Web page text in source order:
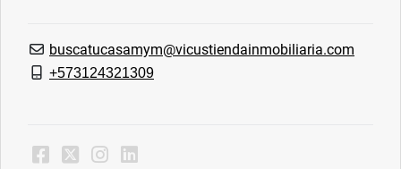
buscatucasamym@vicustiendainmobiliaria.com
+573124321309